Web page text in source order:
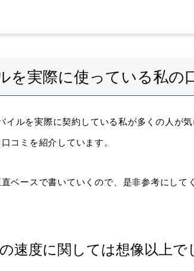
を実際に使っている私の
イルを実際に契約している私が多くの人が気
コミを紹介しています。
ベースで書いていくので、是非参考にして
速度に関しては想像以上で